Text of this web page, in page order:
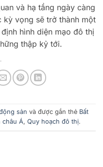
và hạ tầng ngày càng
kỳ vọng sẽ trở thành một
hình diện mạo đô thị
thập kỷ tới.
sản và được gắn thẻ Bất
châu Á, Quy hoạch đô thị.